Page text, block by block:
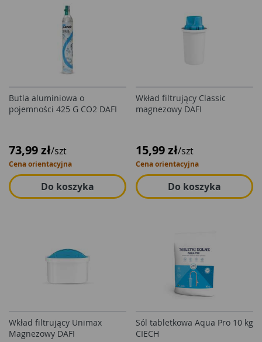
Butla aluminiowa o
pojemności 425 G CO2 DAFI
73,99 zł/szt
Cena orientacyjna
Do koszyka
Wkład filtrujący Classic
magnezowy DAFI
15,99 zł/szt
Cena orientacyjna
Do koszyka
Wkład filtrujący Unimax
Magnezowy DAFI
Sól tabletkowa Aqua Pro 10 kg
CIECH